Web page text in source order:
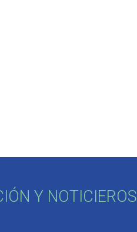
Y NOTICIEROS